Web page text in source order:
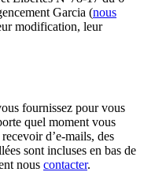
Garcia (nous
modification, leur
fournissez pour vous
quel moment vous
d’e-mails, des
sont incluses en bas de
nous contacter.